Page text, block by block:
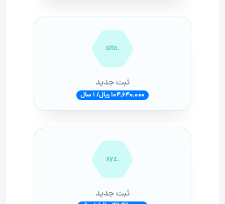
.site
ثبت جدید
104,640,000 ریال/ 1 سال
.xyz
ثبت جدید